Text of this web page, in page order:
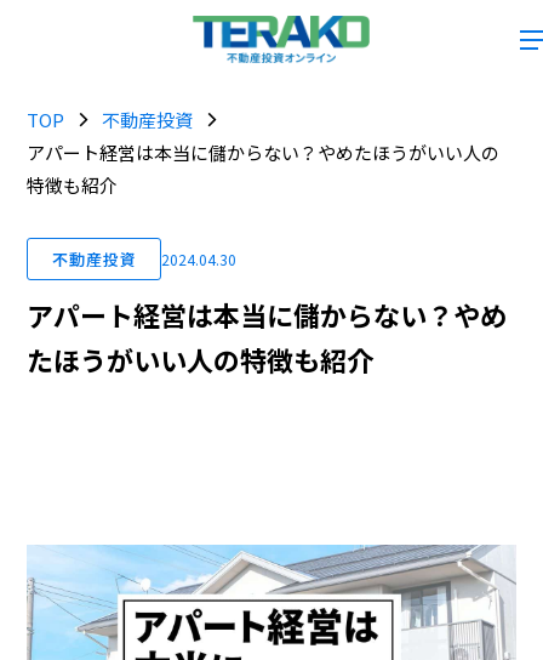
TOP
不動産投資
アパート経営は本当に儲からない？やめたほうがいい人の
特徴も紹介
不動産投資 2024.04.30
アパート経営は本当に儲からない？やめ
たほうがいい人の特徴も紹介